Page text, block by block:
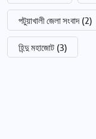
পটুয়াখালী জেলা সংবাদ (2)
হিন্দু মহাজোট (3)